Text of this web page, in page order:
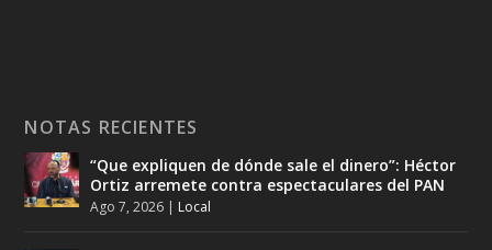
NOTAS RECIENTES
“Que expliquen de dónde sale el dinero”: Héctor
Ortiz arremete contra espectaculares del PAN
Ago 7, 2026 | Local